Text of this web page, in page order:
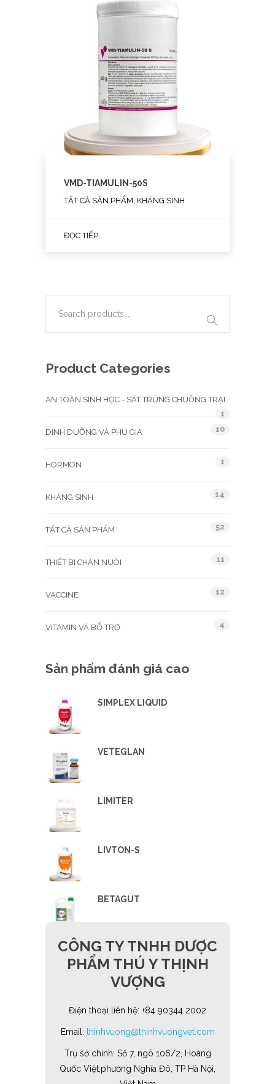
VMD-TIAMULIN-50S
TẤT CẢ SẢN PHẨM, KHÁNG SINH
ĐỌC TIẾP
Product Categories
AN TOÀN SINH HỌC - SÁT TRÙNG CHUỒNG TRẠI
1
DINH DƯỠNG VÀ PHỤ GIA
10
HORMON 1
KHÁNG SINH 14
TẤT CẢ SẢN PHẨM 52
THIẾT BỊ CHĂN NUÔI 11
VACCINE 12
VITAMIN VÀ BỔ TRỢ 4
Sản phẩm đánh giá cao
SIMPLEX LIQUID
VETEGLAN
LIMITER
LIVTON-S
BETAGUT
CÔNG TY TNHH DƯỢC
PHẨM THÚ Y THỊNH
VƯỢNG
Điện thoại liên hệ: +84 90344 2002
Email: thinhvuong@thinhvuongvet.com
Trụ sở chính: Số 7, ngõ 106/2, Hoàng
Quốc Việt,phường Nghĩa Đô, TP Hà Nội,